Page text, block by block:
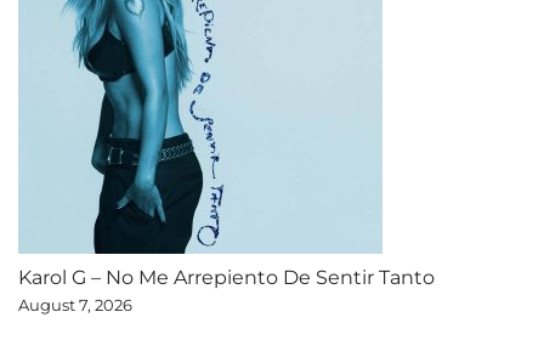
Karol G – No Me Arrepiento De Sentir Tanto
August 7, 2026